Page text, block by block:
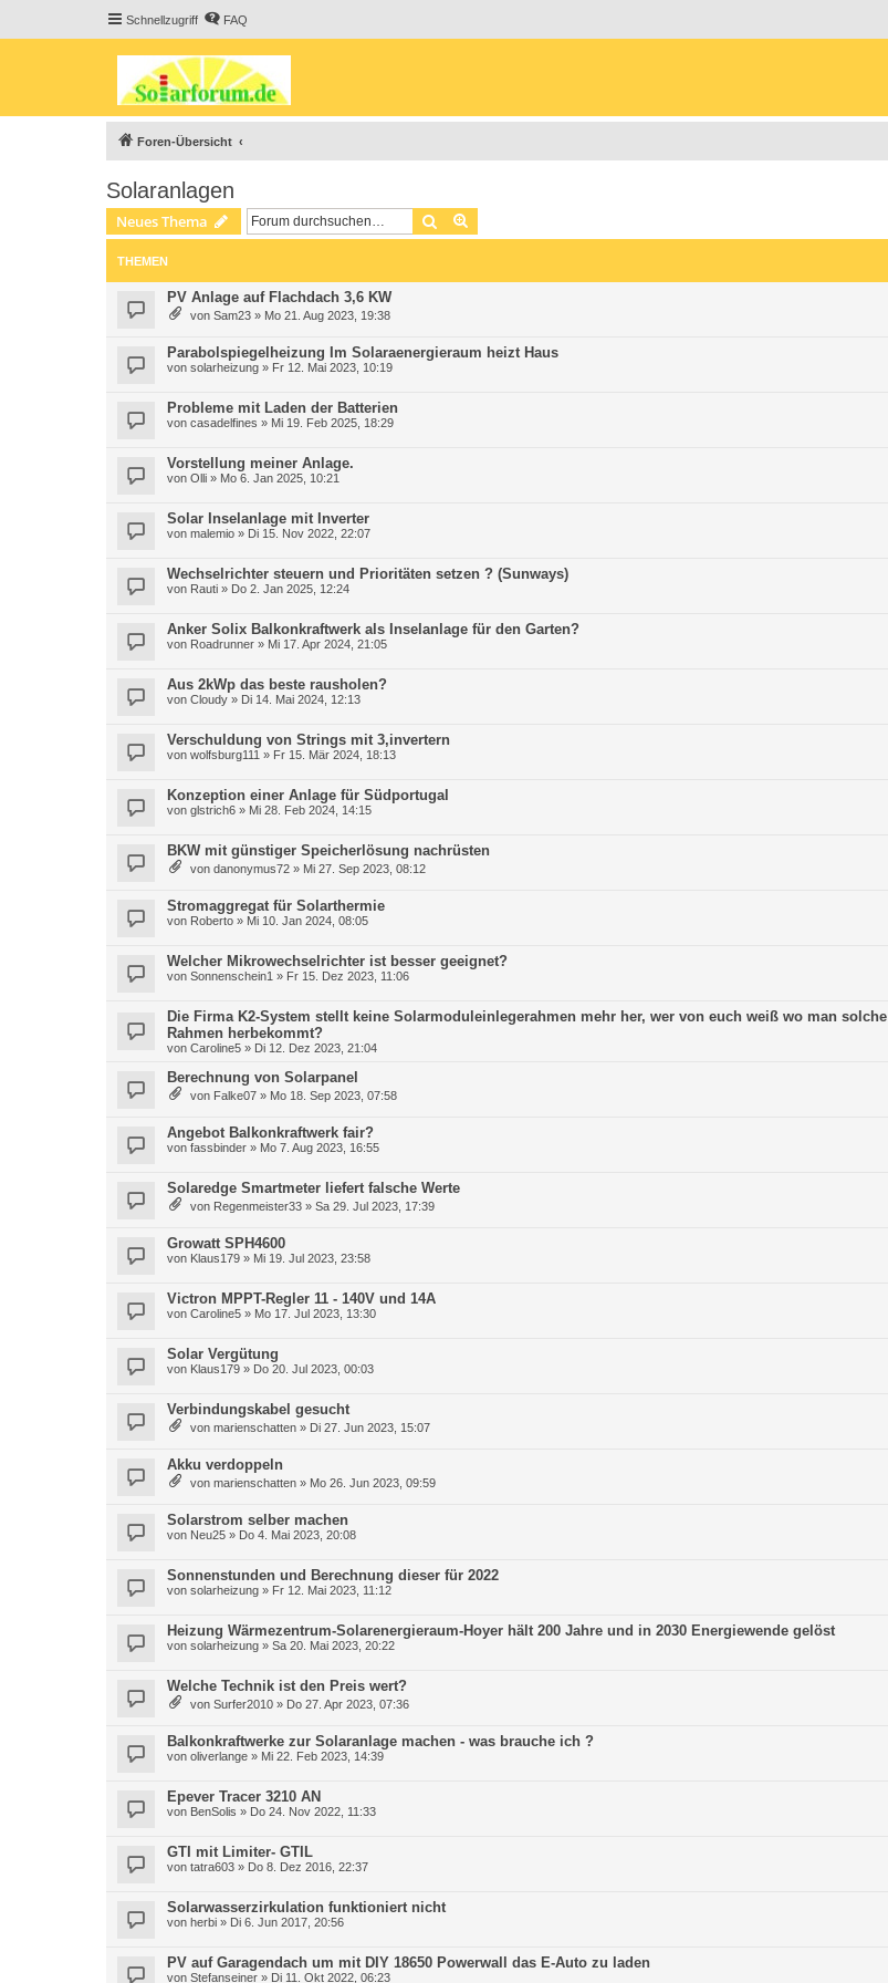
Schnellzugriff FAQ
Foren-Übersicht
Solaranlagen
Neues Thema Suche
THEMEN
PV Anlage auf Flachdach 3,6 KW
von Sam23 » Mo 21. Aug 2023, 19:38
Parabolspiegelheizung Im Solaraenergieraum heizt Haus
von solarheizung » Fr 12. Mai 2023, 10:19
Probleme mit Laden der Batterien
von casadelfines » Mi 19. Feb 2025, 18:29
Vorstellung meiner Anlage.
von Olli » Mo 6. Jan 2025, 10:21
Solar Inselanlage mit Inverter
von malemio » Di 15. Nov 2022, 22:07
Wechselrichter steuern und Prioritäten setzen ? (Sunways)
von Rauti » Do 2. Jan 2025, 12:24
Anker Solix Balkonkraftwerk als Inselanlage für den Garten?
von Roadrunner » Mi 17. Apr 2024, 21:05
Aus 2kWp das beste rausholen?
von Cloudy » Di 14. Mai 2024, 12:13
Verschuldung von Strings mit 3,invertern
von wolfsburg111 » Fr 15. Mär 2024, 18:13
Konzeption einer Anlage für Südportugal
von glstrich6 » Mi 28. Feb 2024, 14:15
BKW mit günstiger Speicherlösung nachrüsten
von danonymus72 » Mi 27. Sep 2023, 08:12
Stromaggregat für Solarthermie
von Roberto » Mi 10. Jan 2024, 08:05
Welcher Mikrowechselrichter ist besser geeignet?
von Sonnenschein1 » Fr 15. Dez 2023, 11:06
Die Firma K2-System stellt keine Solarmoduleinlegerahmen mehr her, wer von euch weiß wo man solche
Rahmen herbekommt?
von Caroline5 » Di 12. Dez 2023, 21:04
Berechnung von Solarpanel
von Falke07 » Mo 18. Sep 2023, 07:58
Angebot Balkonkraftwerk fair?
von fassbinder » Mo 7. Aug 2023, 16:55
Solaredge Smartmeter liefert falsche Werte
von Regenmeister33 » Sa 29. Jul 2023, 17:39
Growatt SPH4600
von Klaus179 » Mi 19. Jul 2023, 23:58
Victron MPPT-Regler 11 - 140V und 14A
von Caroline5 » Mo 17. Jul 2023, 13:30
Solar Vergütung
von Klaus179 » Do 20. Jul 2023, 00:03
Verbindungskabel gesucht
von marienschatten » Di 27. Jun 2023, 15:07
Akku verdoppeln
von marienschatten » Mo 26. Jun 2023, 09:59
Solarstrom selber machen
von Neu25 » Do 4. Mai 2023, 20:08
Sonnenstunden und Berechnung dieser für 2022
von solarheizung » Fr 12. Mai 2023, 11:12
Heizung Wärmezentrum-Solarenergieraum-Hoyer hält 200 Jahre und in 2030 Energiewende gelöst
von solarheizung » Sa 20. Mai 2023, 20:22
Welche Technik ist den Preis wert?
von Surfer2010 » Do 27. Apr 2023, 07:36
Balkonkraftwerke zur Solaranlage machen - was brauche ich ?
von oliverlange » Mi 22. Feb 2023, 14:39
Epever Tracer 3210 AN
von BenSolis » Do 24. Nov 2022, 11:33
GTI mit Limiter- GTIL
von tatra603 » Do 8. Dez 2016, 22:37
Solarwasserzirkulation funktioniert nicht
von herbi » Di 6. Jun 2017, 20:56
PV auf Garagendach um mit DIY 18650 Powerwall das E-Auto zu laden
von Stefanseiner » Di 11. Okt 2022, 06:23